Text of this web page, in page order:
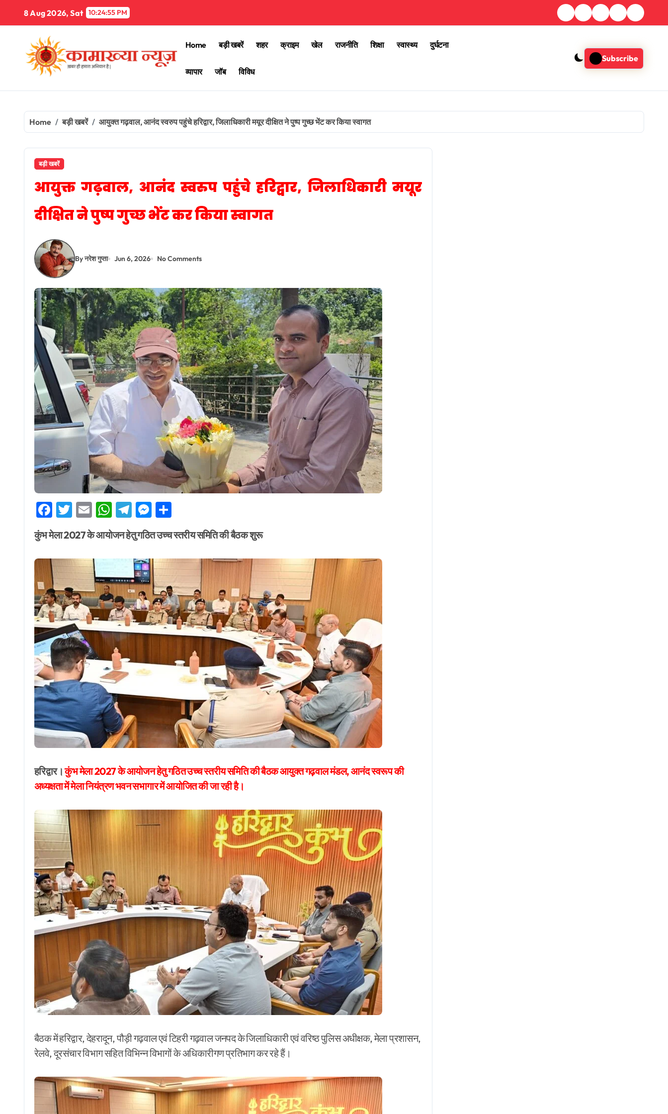
content
8 Aug 2026, Sat 10:24:56 PM
Home बड़ी खबरें शहर क्राइम खेल राजनीति शिक्षा स्वास्थ्य दुर्घटना
व्यापार जॉब विविध
Subscribe
Home बड़ी खबरें आयुक्त गढ़वाल, आनंद स्वरुप पहुंचे हरिद्वार, जिलाधिकारी मयूर दीक्षित ने पुष्प गुच्छ भेंट कर किया स्वागत
बड़ी खबरें
आयुक्त गढ़वाल, आनंद स्वरुप पहुंचे हरिद्वार, जिलाधिकारी मयूर
दीक्षित ने पुष्प गुच्छ भेंट कर किया स्वागत
By नरेश गुप्ता Jun 6, 2026 No Comments
Facebook
Twitter
EmailWhatsApp
Telegram
Messenger
कुंभ मेला 2027 के आयोजन हेतु गठित उच्च स्तरीय समिति की बैठक शुरू
हरिद्वार।कुंभ मेला 2027 के आयोजन हेतु गठित उच्च स्तरीय समिति की बैठक आयुक्त गढ़वाल मंडल, आनंद स्वरूप की
अध्यक्षता में मेला नियंत्रण भवन सभागार में आयोजित की जा रही है।
बैठक में हरिद्वार, देहरादून, पौड़ी गढ़वाल एवं टिहरी गढ़वाल जनपद के जिलाधिकारी एवं वरिष्ठ पुलिस अधीक्षक, मेला प्रशासन,
रेलवे, दूरसंचार विभाग सहित विभिन्न विभागों के अधिकारीगण प्रतिभाग कर रहे हैं।